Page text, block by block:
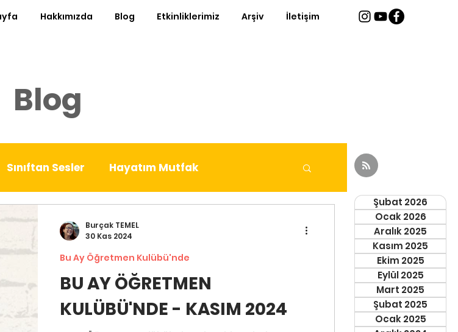
Hakkımızda Blog Etkinliklerimiz Arşiv İletişim
Blog
Sınıftan Sesler Hayatım Mutfak
Röportajı
Denemeler Babalık Deneyimleri
BU AY ÖĞRETMEN
KULÜBÜ'NDE - KASIM 2024
Bu Ay Öğretmen Kulübü'nde
Burçak TEMEL
30 Kas 2024
Şubat 2026
Ocak 2026
Aralık 2025
Kasım 2025
Ekim 2025
Eylül 2025
Mart 2025
Şubat 2025
Ocak 2025